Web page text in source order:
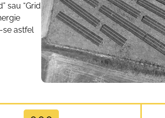
sau “Grid
se astfel